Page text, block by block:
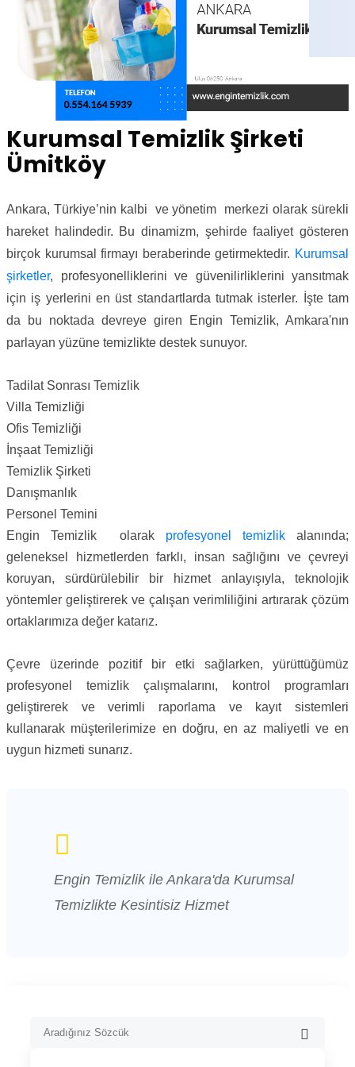
Kurumsal Temizlik Şirketi
Ümitköy
Ankara, Türkiye’nin kalbi ve yönetim merkezi olarak sürekli
hareket halindedir. Bu dinamizm, şehirde faaliyet gösteren
birçok kurumsal firmayı beraberinde getirmektedir. Kurumsal
şirketler, profesyonelliklerini ve güvenilirliklerini yansıtmak
için iş yerlerini en üst standartlarda tutmak isterler. İşte tam
da bu noktada devreye giren Engin Temizlik, Amkara'nın
parlayan yüzüne temizlikte destek sunuyor.
Tadilat Sonrası Temizlik
Villa Temizliği
Ofis Temizliği
İnşaat Temizliği
Temizlik Şirketi
Danışmanlık
Personel Temini
Engin Temizlik olarak profesyonel temizlikalanında;
geleneksel hizmetlerden farklı, insan sağlığını ve çevreyi
koruyan, sürdürülebilir bir hizmet anlayışıyla, teknolojik
yöntemler geliştirerek ve çalışan verimliliğini artırarak çözüm
ortaklarımıza değer katarız.
Çevre üzerinde pozitif bir etki sağlarken, yürüttüğümüz
profesyonel temizlik çalışmalarını, kontrol programları
geliştirerek ve verimli raporlama ve kayıt sistemleri
kullanarak müşterilerimize en doğru, en az maliyetli ve en
uygun hizmeti sunarız.
Engin Temizlik ile Ankara'da Kurumsal
Temizlikte Kesintisiz Hizmet